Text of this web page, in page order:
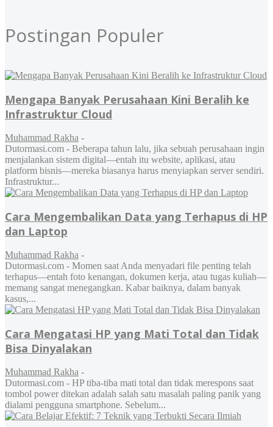
Postingan Populer
Mengapa Banyak Perusahaan Kini Beralih ke
Infrastruktur Cloud
Muhammad Rakha -
Dutormasi.com - Beberapa tahun lalu, jika sebuah perusahaan ingin
menjalankan sistem digital—entah itu website, aplikasi, atau
platform bisnis—mereka biasanya harus menyiapkan server sendiri.
Infrastruktur...
Cara Mengembalikan Data yang Terhapus di HP
dan Laptop
Muhammad Rakha -
Dutormasi.com - Momen saat Anda menyadari file penting telah
terhapus—entah foto kenangan, dokumen kerja, atau tugas kuliah—
memang sangat menegangkan. Kabar baiknya, dalam banyak
kasus,...
Cara Mengatasi HP yang Mati Total dan Tidak
Bisa Dinyalakan
Muhammad Rakha -
Dutormasi.com - HP tiba-tiba mati total dan tidak merespons saat
tombol power ditekan adalah salah satu masalah paling panik yang
dialami pengguna smartphone. Sebelum...